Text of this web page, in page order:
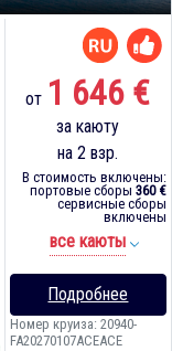
от 1 646 €
за каюту
на 2 взр.
В стоимость включены:
портовые сборы 360 €
сервисные сборы
включены
все каюты
Подробнее
Номер круиза: 20940-
FA20270107ACEACE